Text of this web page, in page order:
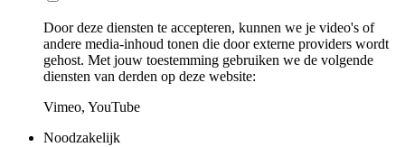
Door deze diensten te accepteren, kunnen we je video's of
andere media-inhoud tonen die door externe providers wordt
gehost. Met jouw toestemming gebruiken we de volgende
diensten van derden op deze website:
Vimeo, YouTube
Noodzakelijk